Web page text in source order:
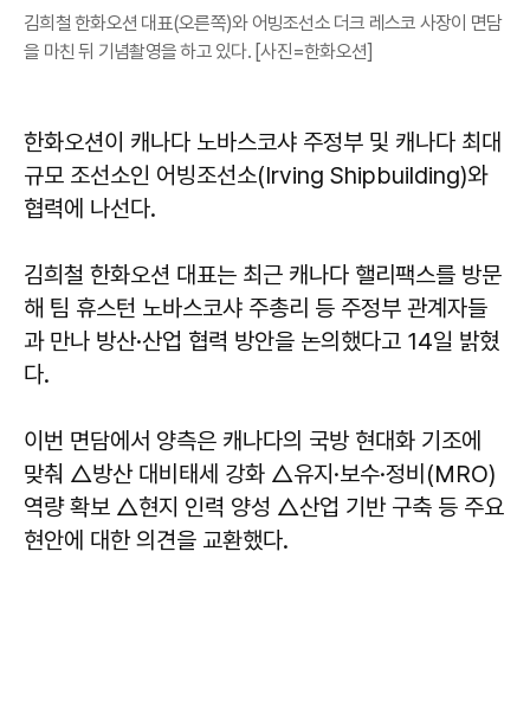
김희철 한화오션 대표(오른쪽)와 어빙조선소 더크 레스코 사장이 면담
을 마친 뒤 기념촬영을 하고 있다. [사진=한화오션]
한화오션이 캐나다 노바스코샤 주정부 및 캐나다 최대
규모 조선소인 어빙조선소(Irving Shipbuilding)와
협력에 나선다.
김희철 한화오션 대표는 최근 캐나다 핼리팩스를 방문
해 팀 휴스턴 노바스코샤 주총리 등 주정부 관계자들
과 만나 방산·산업 협력 방안을 논의했다고 14일 밝혔
다.
이번 면담에서 양측은 캐나다의 국방 현대화 기조에
맞춰 △방산 대비태세 강화 △유지·보수·정비(MRO)
역량 확보 △현지 인력 양성 △산업 기반 구축 등 주요
현안에 대한 의견을 교환했다.